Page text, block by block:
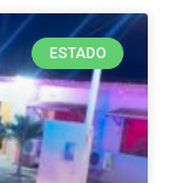
ESTADO